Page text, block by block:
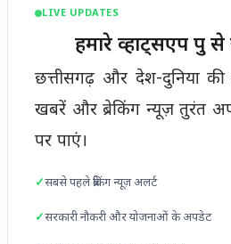
नाराजगी
LIVE UPDATES
हमारे व्हाट्सएप ग्रुप
छत्तीसगढ़ और देश-दुनिया की
खबरें और ब्रेकिंग न्यूज़ तुरंत
पर पाएं।
सबसे पहले ब्रेकिंग न्यूज़ अलर्ट
सरकारी नौकरी और योजनाओं के अपडेट